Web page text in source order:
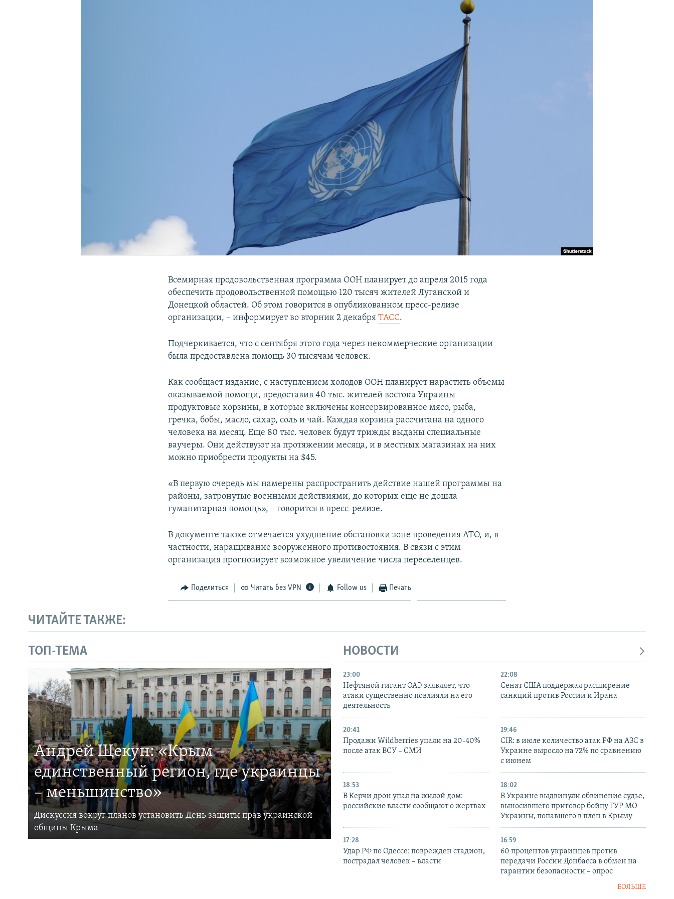
Всемирная продовольственная программа ООН планирует до апреля 2015 года
обеспечить продовольственной помощью 120 тысяч жителей Луганской и
Донецкой областей. Об этом говорится в опубликованном пресс-релизе
организации, – информирует во вторник 2 декабряТАСС.
Подчеркивается, что с сентября этого года через некоммерческие организации
была предоставлена помощь 30 тысячам человек.
Как сообщает издание, с наступлением холодов ООН планирует нарастить объемы
оказываемой помощи, предоставив 40 тыс. жителей востока Украины
продуктовые корзины, в которые включены консервированное мясо, рыба,
гречка, бобы, масло, сахар, соль и чай. Каждая корзина рассчитана на одного
человека на месяц. Еще 80 тыс. человек будут трижды выданы специальные
ваучеры. Они действуют на протяжении месяца, и в местных магазинах на них
можно приобрести продукты на $45.
«В первую очередь мы намерены распространить действие нашей программы на
районы, затронутые военными действиями, до которых еще не дошла
гуманитарная помощь», – говорится в пресс-релизе.
В документе также отмечается ухудшение обстановки зоне проведения АТО, и, в
частности, наращивание вооруженного противостояния. В связи с этим
организация прогнозирует возможное увеличение числа переселенцев.
Поделиться Читать без VPN Follow us Печать
ЧИТАЙТЕ ТАКЖЕ:
ТОП-ТЕМА
Андрей Щекун: «Крым –
единственный регион, где украинцы
– меньшинство»
Дискуссия вокруг планов установить День защиты прав украинской
общины Крыма
НОВОСТИ
23:00
Нефтяной гигант ОАЭ заявляет, что
атаки существенно повлияли на его
деятельность
22:08
Сенат США поддержал расширение
санкций против России и Ирана
20:41
Продажи Wildberries упали на 20-40%
после атак ВСУ – СМИ
19:46
CIR: в июле количество атак РФ на АЗС в
Украине выросло на 72% по сравнению
с июнем
18:53
В Керчи дрон упал на жилой дом:
российские власти сообщают о жертвах
18:02
В Украине выдвинули обвинение судье,
выносившего приговор бойцу ГУР МО
Украины, попавшего в плен в Крыму
17:28
Удар РФ по Одессе: поврежден стадион,
пострадал человек – власти
16:59
60 процентов украинцев против
передачи России Донбасса в обмен на
гарантии безопасности – опрос
БОЛЬШЕ